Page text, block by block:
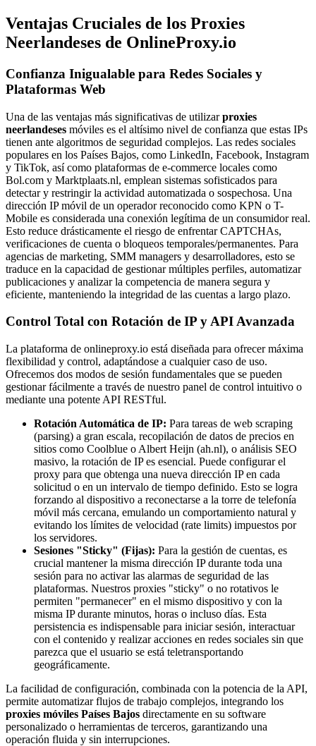
Ventajas Cruciales de los Proxies
Neerlandeses de OnlineProxy.io
Confianza Inigualable para Redes Sociales y
Plataformas Web
Una de las ventajas más significativas de utilizarproxies
neerlandeses móviles es el altísimo nivel de confianza que estas IPs
tienen ante algoritmos de seguridad complejos. Las redes sociales
populares en los Países Bajos, como LinkedIn, Facebook, Instagram
y TikTok, así como plataformas de e-commerce locales como
Bol.com y Marktplaats.nl, emplean sistemas sofisticados para
detectar y restringir la actividad automatizada o sospechosa. Una
dirección IP móvil de un operador reconocido como KPN o T-
Mobile es considerada una conexión legítima de un consumidor real.
Esto reduce drásticamente el riesgo de enfrentar CAPTCHAs,
verificaciones de cuenta o bloqueos temporales/permanentes. Para
agencias de marketing, SMM managers y desarrolladores, esto se
traduce en la capacidad de gestionar múltiples perfiles, automatizar
publicaciones y analizar la competencia de manera segura y
eficiente, manteniendo la integridad de las cuentas a largo plazo.
Control Total con Rotación de IP y API Avanzada
La plataforma de onlineproxy.io está diseñada para ofrecer máxima
flexibilidad y control, adaptándose a cualquier caso de uso.
Ofrecemos dos modos de sesión fundamentales que se pueden
gestionar fácilmente a través de nuestro panel de control intuitivo o
mediante una potente API RESTful.
Rotación Automática de IP: Para tareas de web scraping
(parsing) a gran escala, recopilación de datos de precios en
sitios como Coolblue o Albert Heijn (ah.nl), o análisis SEO
masivo, la rotación de IP es esencial. Puede configurar el
proxy para que obtenga una nueva dirección IP en cada
solicitud o en un intervalo de tiempo definido. Esto se logra
forzando al dispositivo a reconectarse a la torre de telefonía
móvil más cercana, emulando un comportamiento natural y
evitando los límites de velocidad (rate limits) impuestos por
los servidores.
Sesiones "Sticky" (Fijas): Para la gestión de cuentas, es
crucial mantener la misma dirección IP durante toda una
sesión para no activar las alarmas de seguridad de las
plataformas. Nuestros proxies "sticky" o no rotativos le
permiten "permanecer" en el mismo dispositivo y con la
misma IP durante minutos, horas o incluso días. Esta
persistencia es indispensable para iniciar sesión, interactuar
con el contenido y realizar acciones en redes sociales sin que
parezca que el usuario se está teletransportando
geográficamente.
La facilidad de configuración, combinada con la potencia de la API,
permite automatizar flujos de trabajo complejos, integrando los
proxies móviles Países Bajos directamente en su software
personalizado o herramientas de terceros, garantizando una
operación fluida y sin interrupciones.